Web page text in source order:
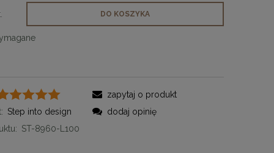
DO KOSZYKA
Step into design
ST-8960-L100
zapytaj o produkt
dodaj opinię